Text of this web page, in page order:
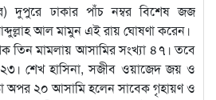
দুপুরে ঢাকার পাঁচ নম্বর বিশেষ জজ
আল মামুন এই রায় ঘোষণা করেন।
তিন মামলায় আসামির সংখ্যা ৪৭। তবে
২৩। শেখ হাসিনা, সজীব ওয়াজেদ জয় ও
অপর ২০ আসামি হলেন সাবেক গৃহায়ণ ও